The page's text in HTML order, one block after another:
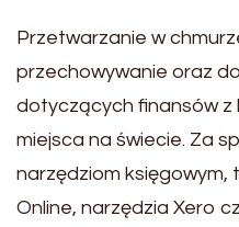
Przetwarzanie w
przechowywanie oraz
dotyczących finansów z
miejsca na świecie. Za
narzędziom księgowym,
Online, narzędzia Xero